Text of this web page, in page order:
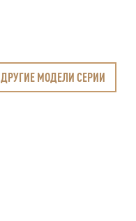
ДРУГИЕ МОДЕЛИ СЕРИИ